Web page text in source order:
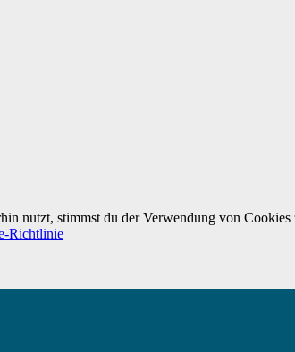
nutzt, stimmst du der Verwendung von Cookies
Richtlinie